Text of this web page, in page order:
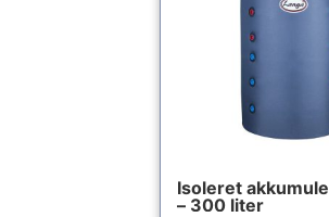
Isoleret
– 300 liter